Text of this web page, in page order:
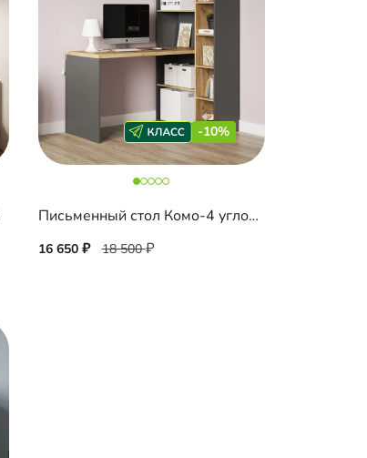
-10%
Письменный стол Комо-4 угловой
16 650 18 500